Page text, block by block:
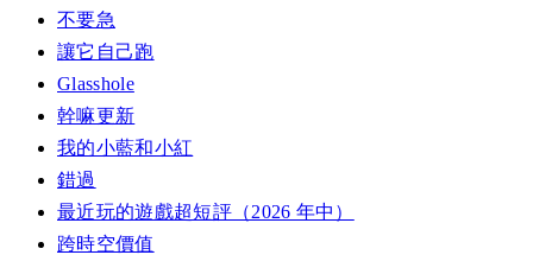
不要急
讓它自己跑
Glasshole
幹嘛更新
我的小藍和小紅
錯過
最近玩的遊戲超短評（2026 年中）
跨時空價值